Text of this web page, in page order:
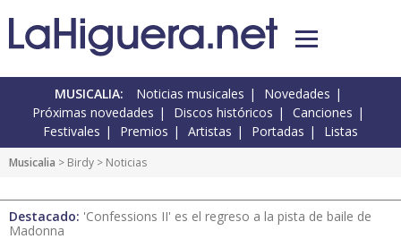
MUSICALIA: Noticias musicales
Novedades
Próximas novedades
Discos históricos
Canciones
Festivales
Premios Artistas Portadas Listas
Musicalia > Birdy > Noticias
Destacado: 'Confessions II' es el regreso a la pista de baile de
Madonna